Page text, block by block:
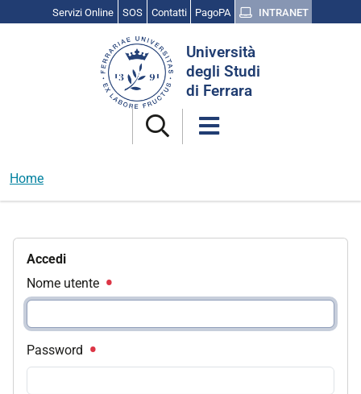
Servizi Online SOS Contatti PagoPA INTRANET
Università
degli Studi
di Ferrara
Home
Accedi
Nome utente
Password